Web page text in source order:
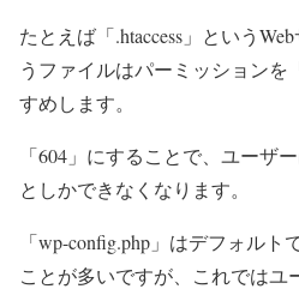
たとえば「.htaccess」という
うファイルはパーミッションを
すめします。
「604」にすることで、ユーザ
としかできなくなります。
「wp-config.php」はデフォル
ことが多いですが、これではユ